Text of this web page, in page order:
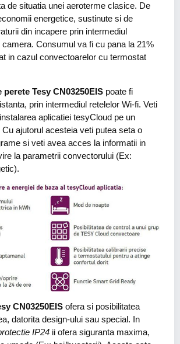
de situatia unei aeroterme clasice. De
energetice, sustinute si de
din incapere prin intermediul
Consumul va fi cu pana la 21%
in cazul convectoarelor cu termostat
Tesy CN03250EIS poate fi
prin intermediul retelelor Wi-fi. Veti
aplicatiei tesyCloud pe un
ajutorul acesteia veti putea seta o
si veti avea acces la informatii in
la parametrii convectorului (Ex:
CN03250EIS ofera si posibilitatea
datorita design-ului sau special. In
IP24 ii ofera siguranta maxima,